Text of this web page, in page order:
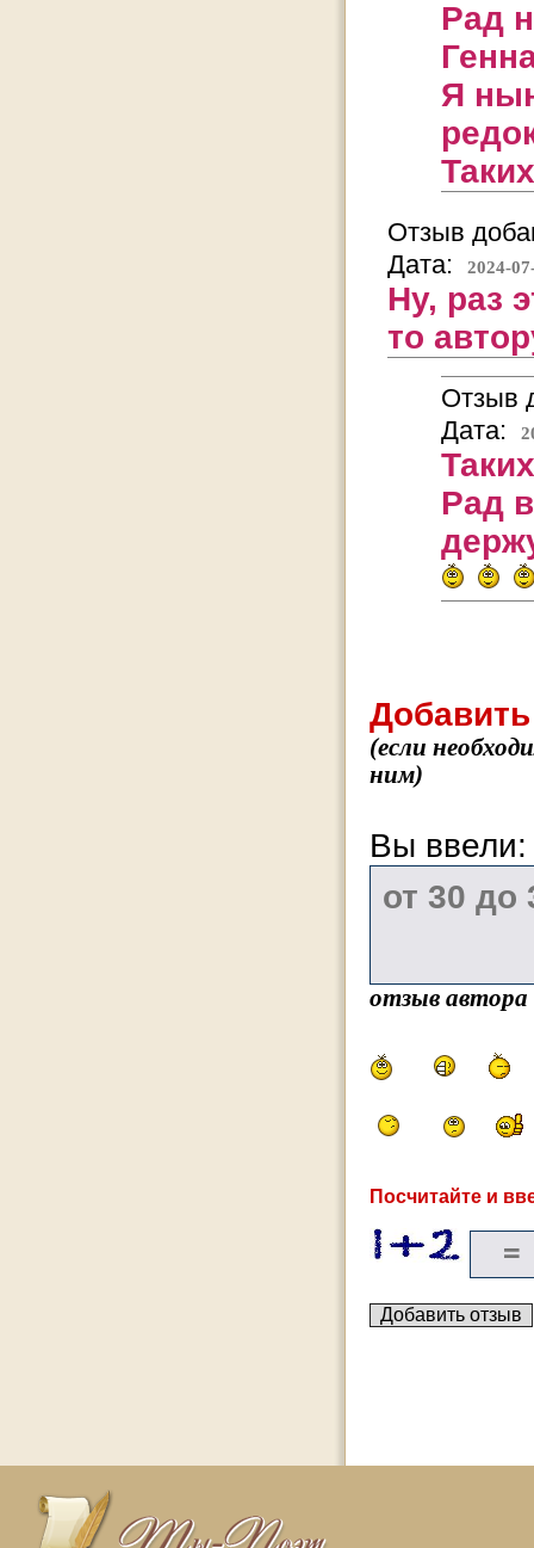
Рад
Я
Отзыв
Дата:
2024-
Ну, раз
то
Отзыв
Дата:
Рад
(если
ним)
Вы
отзыв
Посчитайте и